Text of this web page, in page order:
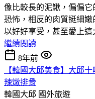
像比較長的泥鰍，偏偏
恐怖，相反的肉質挺細
以好好享受，甚至愛上這
繼續閱讀
8年前
【韓國大邱美食】大邱
辣燉排骨
韓國大邱 國外旅遊